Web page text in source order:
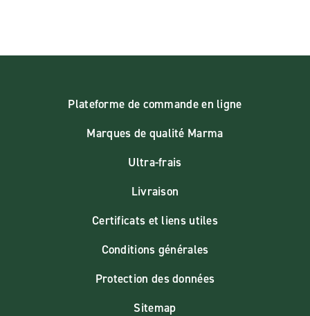
Plateforme de commande en ligne
Marques de qualité Marma
Ultra-frais
Livraison
Certificats et liens utiles
Conditions générales
Protection des données
Sitemap